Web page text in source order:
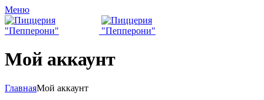
Меню
Мой аккаунт
ГлавнаяМой аккаунт